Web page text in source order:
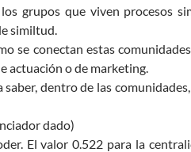
grupos que viven procesos
similtud.
se conectan estas
actuación o de marketing.
saber, dentro de las
dado)
El valor 0.522 para la